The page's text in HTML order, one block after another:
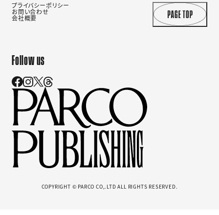
プライバシーポリシー
お問い合わせ
会社概要
Follow us
COPYRIGHT © PARCO CO,.LTD ALL RIGHTS RESERVED.